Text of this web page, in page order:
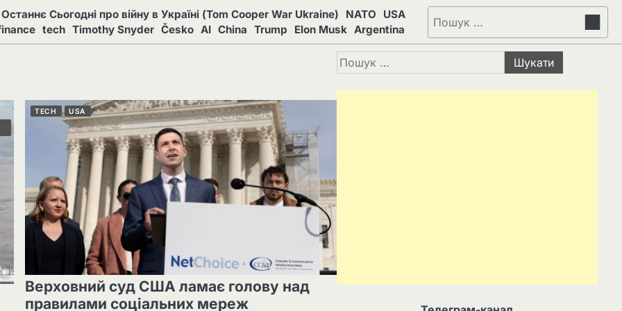
Сьогодні про війну в Україні (Tom Cooper War Ukraine) NATO
USA
tech Timothy Snyder Česko AI China Trump Elon Musk Argentina
Пошук:
TECH USA
Верховний суд США ламає голову над
правилами соціальних мереж
Пошук: